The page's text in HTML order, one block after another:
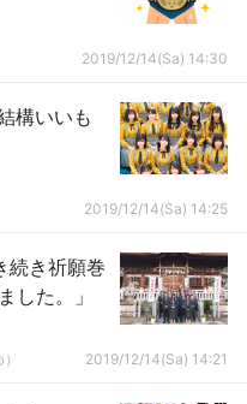
2019/12/14(Sa) 14:30
構いいも
2019/12/14(Sa) 14:25
続き祈願巻
した。」
2019/12/14(Sa) 14:21